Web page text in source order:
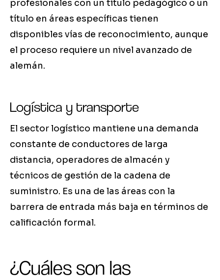
profesionales con un título pedagógico o un
título en áreas específicas tienen
disponibles vías de reconocimiento, aunque
el proceso requiere un nivel avanzado de
alemán.
Logística y transporte
El sector logístico mantiene una demanda
constante de conductores de larga
distancia, operadores de almacén y
técnicos de gestión de la cadena de
suministro. Es una de las áreas con la
barrera de entrada más baja en términos de
calificación formal.
¿Cuáles son las